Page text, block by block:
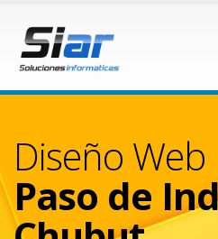
Diseño Web
Paso de